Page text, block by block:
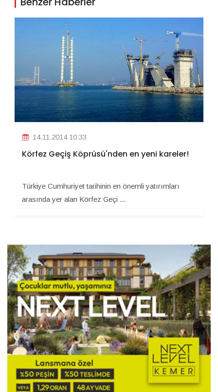
14.11.2014 10:33
Körfez Geçiş Köprüsü'nden en yeni kareler!
Türkiye Cumhuriyet tarihinin en önemli yatırımları
arasında yer alan Körfez Geçi ...